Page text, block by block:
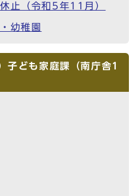
止（令和5年11月）
幼稚園
子ども家庭課（南庁舎1